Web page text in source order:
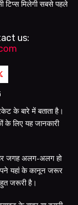
टिप्स मिलेगी सबसे पहले
us:
के बारे में बताता है।
के लिए यह जानकारी
जगह अलग-अलग हो
यहां के कानून जरूर
जरूरी है।